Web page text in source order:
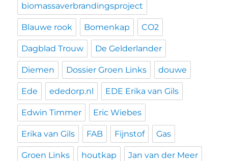
biomassaverbrandingsproject
Blauwe rook Bomenkap CO2
Dagblad Trouw De Gelderlander
Diemen Dossier Groen Links douwe
Ede ededorp.nl EDE Erika van Gils
Edwin Timmer Eric Wiebes
Erika van Gils FAB Fijnstof Gas
Groen Links houtkap Jan van der Meer